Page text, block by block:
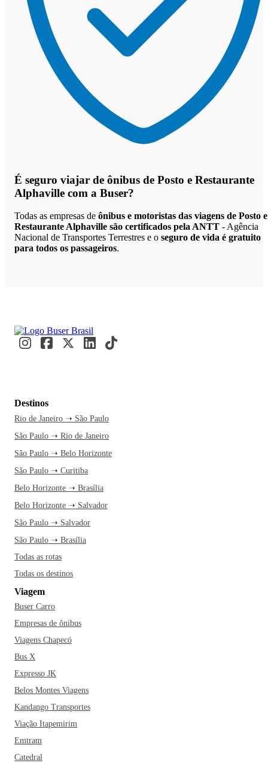
É seguro viajar de ônibus de Posto e Restaurante
Alphaville com a Buser?
Todas as empresas de ônibus e motoristas das viagens de Posto e
Restaurante Alphaville são certificados pela ANTT - Agência
Nacional de Transportes Terrestres e o seguro de vida é gratuito
para todos os passageiros.
Destinos
Rio de Janeiro ➝ São Paulo
São Paulo ➝ Rio de Janeiro
São Paulo ➝ Belo Horizonte
São Paulo ➝ Curitiba
Belo Horizonte ➝ Brasília
Belo Horizonte ➝ Salvador
São Paulo ➝ Salvador
São Paulo ➝ Brasília
Todas as rotas
Todas os destinos
Viagem
Buser Carro
Empresas de ônibus
Viagens Chapecó
Bus X
Expresso JK
Belos Montes Viagens
Kandango Transportes
Viação Itapemirim
Emtram
Catedral